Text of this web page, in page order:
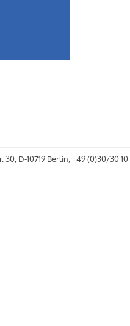
30, D-10719 Berlin, +49 (0)30/30